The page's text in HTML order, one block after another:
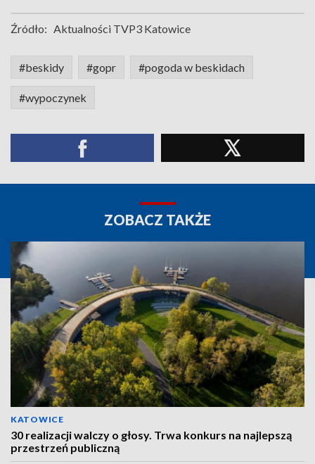
Źródło: Aktualności TVP3 Katowice
#beskidy #gopr #pogoda w beskidach
#wypoczynek
ZOBACZ TAKŻE
KATOWICE
30 realizacji walczy o głosy. Trwa konkurs na najlepszą
przestrzeń publiczną